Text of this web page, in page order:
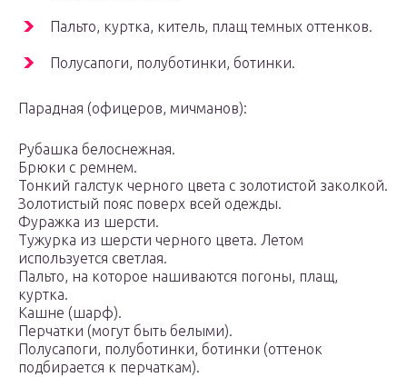
Пальто, куртка, китель, плащ темных оттенков.
Полусапоги, полуботинки, ботинки.
Парадная (офицеров, мичманов):
Рубашка белоснежная.
Брюки с ремнем.
Тонкий галстук черного цвета с золотистой заколкой.
Золотистый пояс поверх всей одежды.
Фуражка из шерсти.
Тужурка из шерсти черного цвета. Летом
используется светлая.
Пальто, на которое нашиваются погоны, плащ,
куртка.
Кашне (шарф).
Перчатки (могут быть белыми).
Полусапоги, полуботинки, ботинки (оттенок
подбирается к перчаткам).